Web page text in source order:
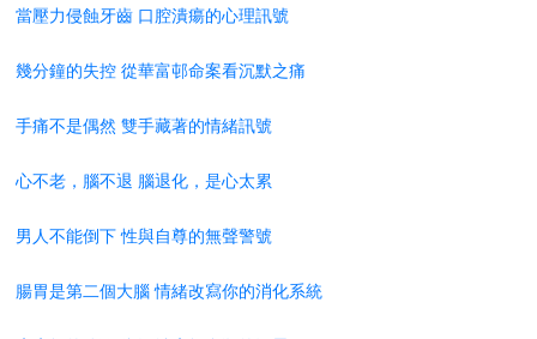
當壓力侵蝕牙齒 口腔潰瘍的心理訊號
幾分鐘的失控 從華富邨命案看沉默之痛
手痛不是偶然 雙手藏著的情緒訊號
心不老，腦不退 腦退化，是心太累
男人不能倒下 性與自尊的無聲警號
腸胃是第二個大腦 情緒改寫你的消化系統